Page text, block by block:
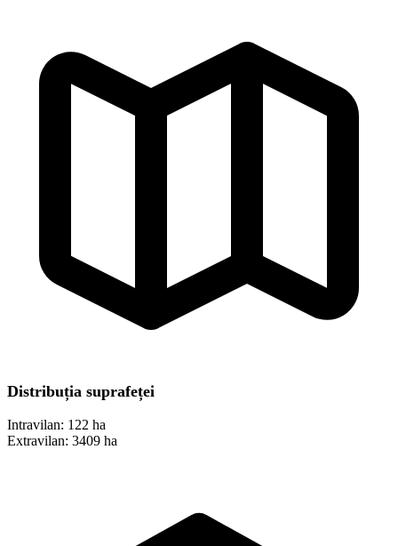
Distribuția suprafeței
Intravilan: 122 ha
Extravilan: 3409 ha